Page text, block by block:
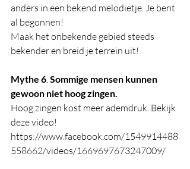
anders in een bekend melodietje. Je bent
al begonnen!
Maak het onbekende gebied steeds
bekender en breid je terrein uit!
Mythe 6 Sommige mensen kunnen
gewoon niet hoog zingen.
Hoog zingen kost meer ademdruk. Bekijk
deze video!
https://www.facebook.com/1549914488
558662/videos/1669697673247009/